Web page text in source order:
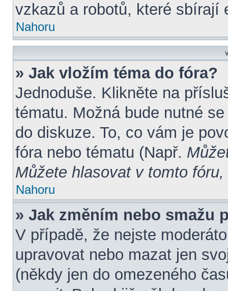
vzkazů a robotů, které sbírají
Nahoru
» Jak vložím téma do fóra?
Jednoduše. Klikněte na
tématu. Možná bude nutné
do diskuze. To, co vám je
fóra nebo tématu (Např.
Můžete hlasovat v tomto fóru,
Nahoru
» Jak změním nebo smažu
V případě, že nejste
upravovat nebo mazat jen
(někdy jen do omezeného